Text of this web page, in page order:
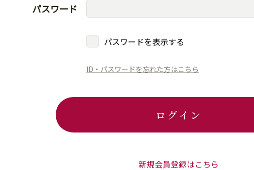
パスワード
パスワードを表示する
ID・パスワードを忘れた方はこちら
ログイン
新規会員登録はこちら